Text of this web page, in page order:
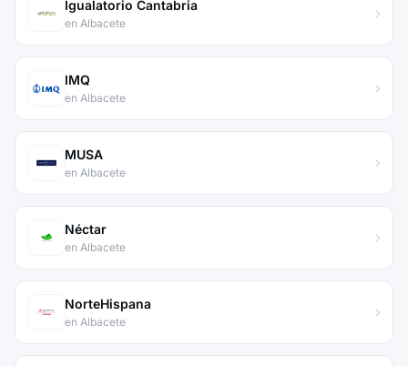
Igualatorio Cantabria
en Albacete
IMQ
en Albacete
MUSA
en Albacete
Néctar
en Albacete
NorteHispana
en Albacete